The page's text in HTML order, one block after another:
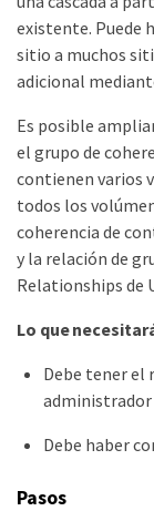
existente. Puede
sitio a muchos
adicional
Es posible
el grupo de
contienen varios
todos los
coherencia de
y la relación de
Relationships de
Lo que
Debe tener el
Debe haber
Pasos